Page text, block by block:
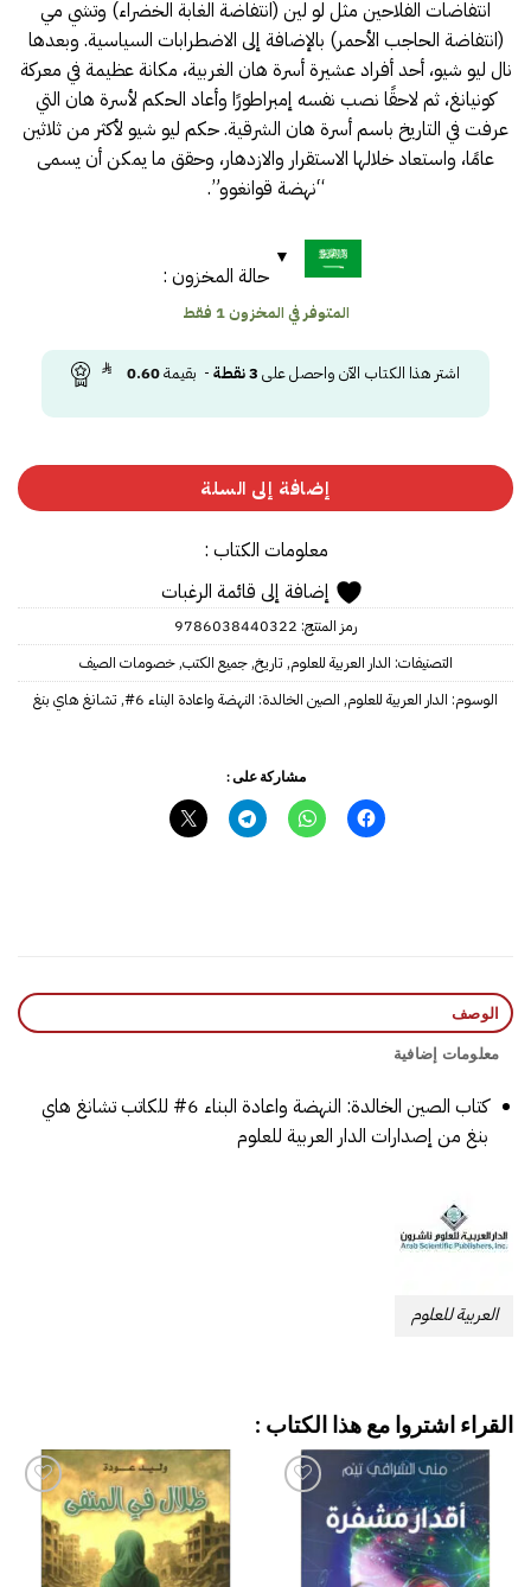
انتفاضات الفلاحين مثل لو لين (انتفاضة الغابة الخضراء) وتشي مي
(انتفاضة الحاجب الأحمر) بالإضافة إلى الاضطرابات السياسية. وبعدها
نال ليو شيو، أحد أفراد عشيرة أسرة هان الغربية، مكانة عظيمة في معركة
كونيانغ، ثم لاحقًا نصب نفسه إمبراطورًا وأعاد الحكم لأسرة هان التي
عرفت في التاريخ باسم أسرة هان الشرقية. حكم ليو شيو لأكثر من ثلاثين
عامًا، واستعاد خلالها الاستقرار والازدهار، وحقق ما يمكن أن يسمى
“نهضة قوانغوو”.
حالة المخزون :
المتوفر في المخزون 1 فقط
اشتر هذا الكتاب الآن واحصل على 3نقطة- بقيمة0.60
إضافة إلى السلة
معلومات الكتاب :
إضافة إلى قائمة الرغبات
رمز المنتج: 9786038440322
التصنيفات: الدار العربية للعلوم, تاريخ,جميع الكتب,خصومات الصيف
الوسوم: الدار العربية للعلوم, الصين الخالدة: النهضة واعادة البناء 6# , تشانغ هاي بنغ
مشاركة على :
الوصف
معلومات إضافية
كتاب الصين الخالدة: النهضة واعادة البناء 6# للكاتب تشانغ هاي
بنغ من إصدارات الدار العربية للعلوم
العربية للعلوم
القراء اشتروا مع هذا الكتاب :
إضافة
إلى
قائمة
الرغبات